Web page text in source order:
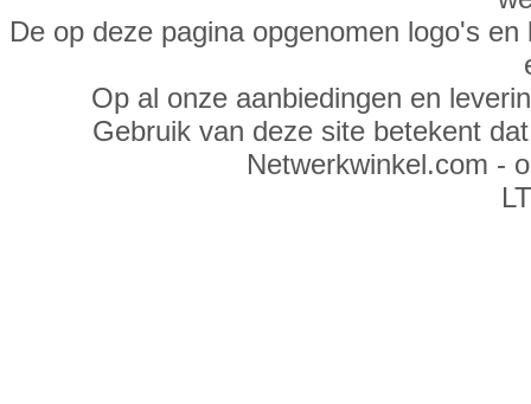
De op deze pagina opgenomen logo's
Op al onze aanbiedingen en
Gebruik van deze site betekent
Netwerkwinkel.com -